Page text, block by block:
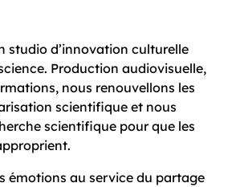
studio d’innovation culturelle
Production audiovisuelle,
nous renouvellons les
scientifique et nous
scientifique pour que les
émotions au service du partage